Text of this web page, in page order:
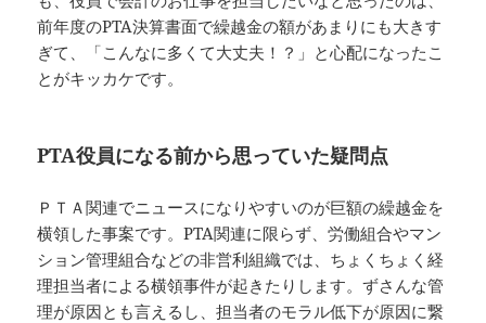
前年度のPTA決算書面で繰越金の額があまりにも大きす
ぎて、「こんなに多くて大丈夫！？」と心配になったこ
とがキッカケです。
PTA役員になる前から思っていた疑問点
ＰＴＡ関連でニュースになりやすいのが巨額の繰越金を
横領した事案です。PTA関連に限らず、労働組合やマン
ション管理組合などの非営利組織では、ちょくちょく経
理担当者による横領事件が起きたりします。ずさんな管
理が原因とも言えるし、担当者のモラル低下が原因に繋